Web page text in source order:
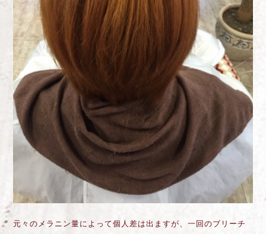
元々のメラニン量によって個人差は出ますが、一回のブリーチ